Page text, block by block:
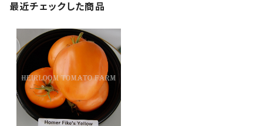
最近チェックした商品